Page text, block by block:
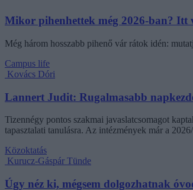
Mikor pihenhettek még 2026-ban? Itt
Még három hosszabb pihenő vár rátok idén:
Campus life
Kovács Dóri
Lannert Judit: Rugalmasabb
Tizennégy pontos szakmai javaslatcsomagot
tapasztalati tanulásra. Az intézmények már a
Közoktatás
Kurucz-Gáspár Tünde
Úgy néz ki, mégsem dolgozhatnak